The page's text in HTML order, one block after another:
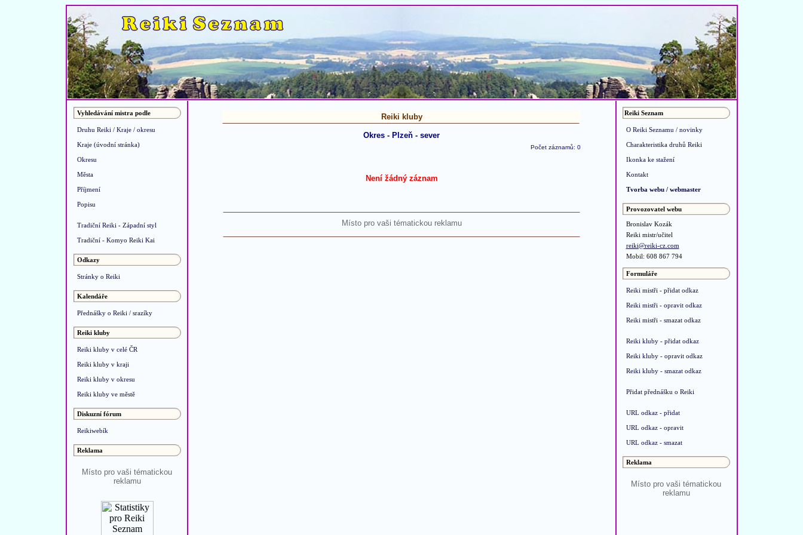
Vyhledávání mistra podle
Druhu Reiki / Kraje / okresu
Kraje (úvodní stránka)
Okresu
Města
Příjmení
Popisu
Tradiční Reiki - Západní styl
Tradiční - Komyo Reiki Kai
Odkazy
Stránky o Reiki
Kalendáře
Přednášky o Reiki / srazíky
Reiki kluby
Reiki kluby v celé ČR
Reiki kluby v kraji
Reiki kluby v okresu
Reiki kluby ve městě
Diskuzní fórum
Reikiwebík
Reklama
Místo pro vaši tématickou
reklamu
Reiki kluby
Okres - Plzeň - sever
Počet záznamů: 0
Není žádný záznam
Místo pro vaši tématickou reklamu
Reiki Seznam
O Reiki Seznamu / novinky
Charakteristika druhů Reiki
Ikonka ke stažení
Kontakt
Tvorba webu / webmaster
Provozovatel webu
Bronislav Kozák
Reiki mistr/učitel
reiki@reiki-cz.com
Mobil: 608 867 794
Formuláře
Reiki mistři - přidat odkaz
Reiki mistři - opravit odkaz
Reiki mistři - smazat odkaz
Reiki kluby - přidat odkaz
Reiki kluby - opravit odkaz
Reiki kluby - smazat odkaz
Přidat přednášku o Reiki
URL odkaz - přidat
URL odkaz - opravit
URL odkaz - smazat
Reklama
Místo pro vaši tématickou
reklamu